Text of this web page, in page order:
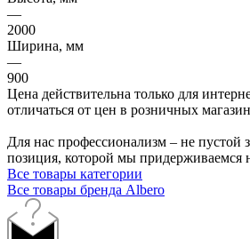
—
2000
Ширина, мм
—
900
Цена действительна только для
отличаться от цен в розничных
Для нас профессионализм – не пустой
позиция, которой мы придерживаемся
Все товары категории
Все товары бренда Albero